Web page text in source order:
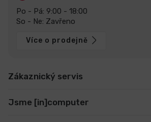
Po - Pá: 9:00 - 18:00
So - Ne: Zavřeno
Více o prodejně
Zákaznický servis
Jsme [in]computer